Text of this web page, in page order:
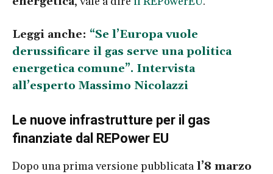
Leggi anche: “Se l’Europa vuole
derussificare il gas serve una politica
energetica comune”. Intervista
all’esperto Massimo Nicolazzi
Le nuove infrastrutture per il gas
finanziate dal REPower EU
Dopo una prima versione pubblicata l’8 marzo